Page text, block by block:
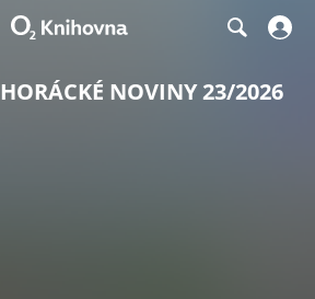
HORÁCKÉ NOVINY 23/2026